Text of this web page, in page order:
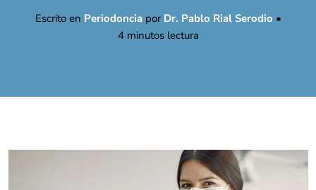
Escrito en Periodoncia por Dr. Pablo Rial Serodio •
4minutos lectura